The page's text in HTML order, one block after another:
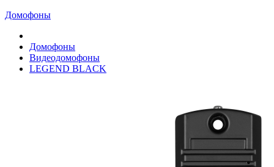
Домофоны
Домофоны
Видеодомофоны
LEGEND BLACK